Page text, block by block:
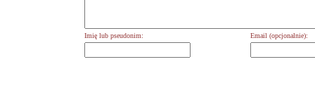
Imię lub pseudonim: Email (opcjonalnie):